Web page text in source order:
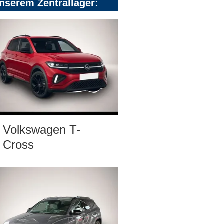
Zentrallager:
Volkswagen T-
Cross